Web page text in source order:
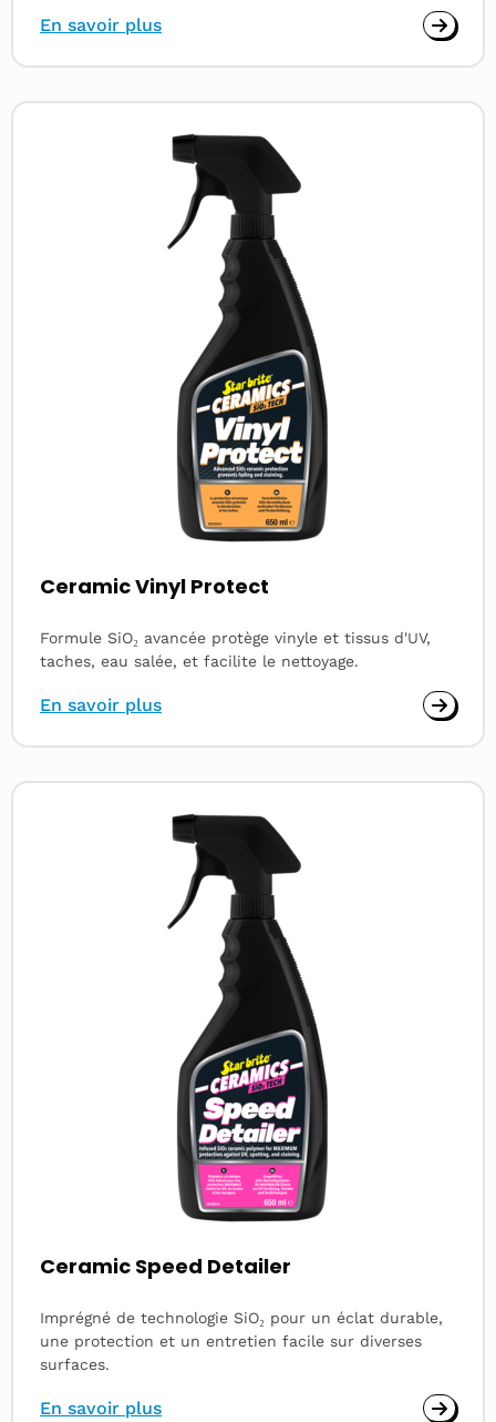
En savoir plus
Ceramic Vinyl Protect
Formule SiO₂ avancée protège vinyle et tissus d'UV,
taches, eau salée, et facilite le nettoyage.
En savoir plus
Read
Ceramic Speed Detailer
Imprégné de technologie SiO₂ pour un éclat durable,
une protection et un entretien facile sur diverses
surfaces.
En savoir plus
Read